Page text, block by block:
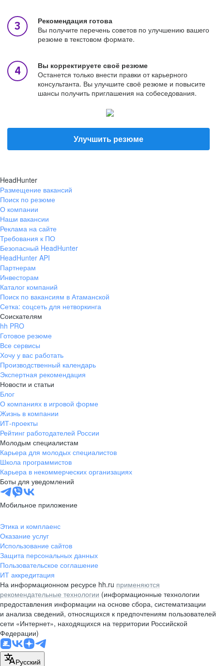
Рекомендация готова
Вы получите перечень советов по улучшению вашего
резюме в текстовом формате.
Вы корректируете своё резюме
Останется только внести правки от карьерного
консультанта. Вы улучшите своё резюме и повысите
шансы получить приглашения на собеседования.
Улучшить резюме
HeadHunter
Размещение вакансий
Поиск по резюме
О компании
Наши вакансии
Реклама на сайте
Требования к ПО
Безопасный HeadHunter
HeadHunter API
Партнерам
Инвесторам
Каталог компаний
Поиск по вакансиям в Атаманской
Сетка: соцсеть для нетворкинга
Соискателям
hh PRO
Готовое резюме
Все сервисы
Хочу у вас работать
Производственный календарь
Экспертная рекомендация
Новости и статьи
Блог
О компаниях в игровой форме
Жизнь в компании
ИТ-проекты
Рейтинг работодателей России
Молодым специалистам
Карьера для молодых специалистов
Школа программистов
Карьера в некоммерческих организациях
Боты для уведомлений
Мобильное приложение
Этика и комплаенс
Оказание услуг
Использование сайтов
Защита персональных данных
Пользовательское соглашение
ИТ аккредитация
На информационном ресурсе hh.ru применяются
рекомендательные технологии (информационные технологии
предоставления информации на основе сбора, систематизации
и анализа сведений, относящихся к предпочтениям пользователей
сети «Интернет», находящихся на территории Российской
Федерации)
Русский